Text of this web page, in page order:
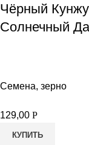
Чёрный
Солнечный
Семена, зерно
129,00 Р
КУПИТЬ